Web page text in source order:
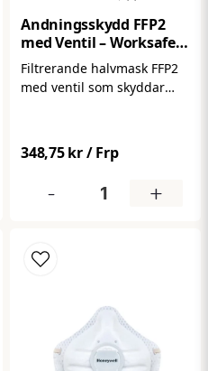
fråga
Andningsskydd FFP2
med Ventil – Worksafe
W21V (15-pack)
Filtrerande halvmask FFP2
med ventil som skyddar
bättre andningskomfort vid
längre användning.
348,75 kr/ Frp
- +